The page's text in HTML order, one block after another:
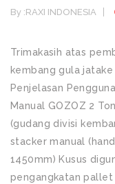
By :RAXI INDONESIA
Trimakasih atas
kembang gula
Penjelasan
Manual GOZOZ 2
(gudang divisi
stacker manual
1450mm) Kusus
pengangkatan